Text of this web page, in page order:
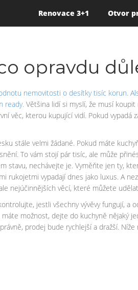
Renovace 3+1 Otvor
opravdu
nemovitosti o desítky tisíc korun.
ready. Většina lidí si myslí, že musí
věc, kterou kupující vidí. Pokud vypadá
stále velmi žádané. Pokud máte
To vám stojí pár tisíc, ale může
stavu, nechávejte je. Vyměňte jen ty,
vypadají dnes jako luxus. A
nejúčinnějších věcí, které můžete
jestli všechny vývěvy fungují, a
možnost, dejte do kuchyně nějaký
prodej bude rychlejší a dražší.